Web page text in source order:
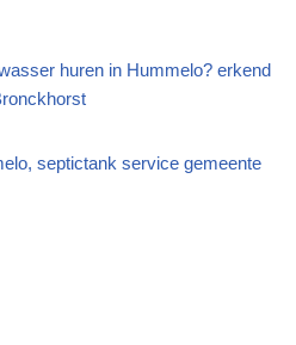
huren in Hummelo? erkend
septictank service gemeente